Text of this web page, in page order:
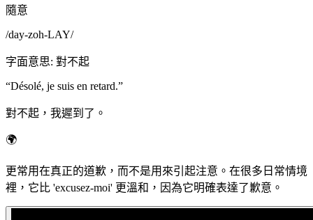
隨意
/day-zoh-LAY/
字面意思: 對不起
“Désolé, je suis en retard.”
對不起，我遲到了。
🌍
更常用在真正的道歉，而不是用來引起注意。在很多日常情境
裡，它比 'excusez-moi' 更溫和，因為它明確表達了歉意。